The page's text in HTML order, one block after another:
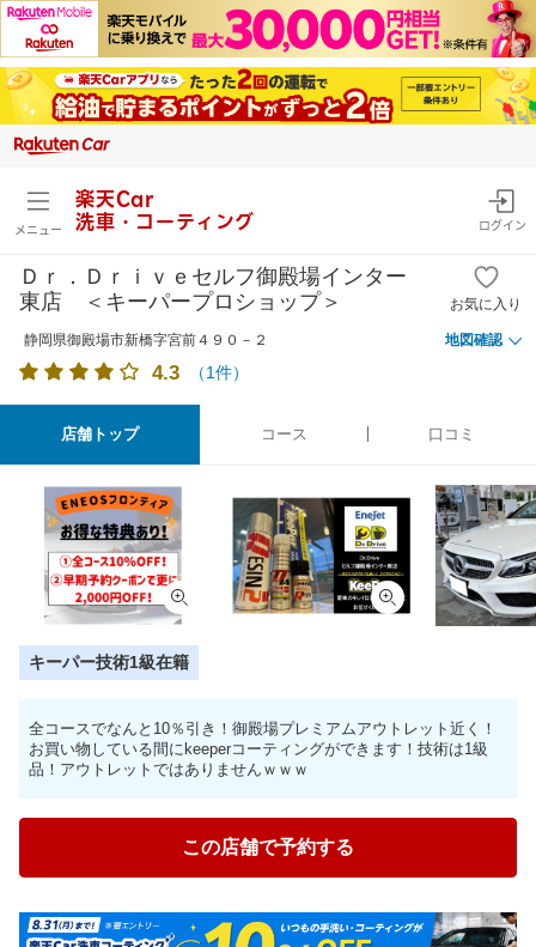
メニュー
楽天Car
洗車・コーティング
ログイン
Ｄｒ．Ｄｒｉｖｅセルフ御殿場インター
東店 ＜キーパープロショップ＞
お気に入り
静岡県御殿場市新橋字宮前４９０－２ 地図確認
4.3 （1件）
店舗トップ コース 口コミ
キーパー技術1級在籍
全コースでなんと10％引き！御殿場プレミアムアウトレット近く！
お買い物している間にkeeperコーティングができます！技術は1級
品！アウトレットではありませんｗｗｗ
この店舗で予約する